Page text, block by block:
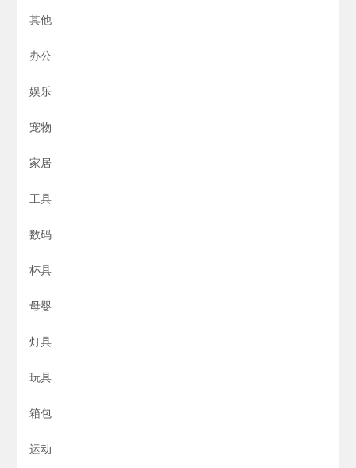
其他
办公
娱乐
宠物
家居
工具
数码
杯具
母婴
灯具
玩具
箱包
运动